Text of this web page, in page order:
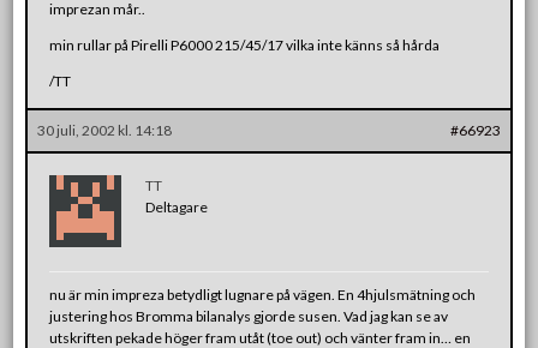
imprezan mår..
min rullar på Pirelli P6000 215/45/17 vilka inte känns så hårda
/TT
30 juli, 2002 kl. 14:18 #66923
TT
Deltagare
nu är min impreza betydligt lugnare på vägen. En 4hjulsmätning och
justering hos Bromma bilanalys gjorde susen. Vad jag kan se av
utskriften pekade höger fram utåt (toe out) och vänter fram in… en